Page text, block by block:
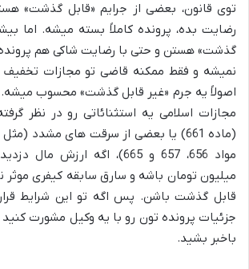
توی قانون، بعضی از جرایم «قابل گذشت»
رضایت بده، پرونده کاملاً بسته میشه. اما
گذشت» هستن و حتی با رضایت شاکی هم
نمیشه و فقط ممکنه قاضی تو مجازات
مجازات اسلامی یه استثنائاتی رو در نظر
(ماده 661) یا بعضی از سرقت های مشدد
میلیون تومان باشه و سارق سابقه کیفری موثر
قابل گذشت باشن. پس اگه تو این شرایط قرار
جزئیات پرونده تون رو با یه وکیل مشورت
باخبر بشید.